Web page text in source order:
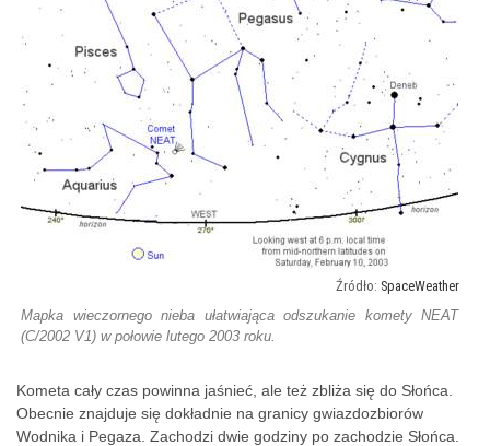
SpaceWeather
Mapka wieczornego nieba ułatwiająca odszukanie komety NEAT
(C/2002 V1) w połowie lutego 2003 roku.
Kometa cały czas powinna jaśnieć, ale też zbliża się do Słońca.
Obecnie znajduje się dokładnie na granicy gwiazdozbiorów
Wodnika i Pegaza. Zachodzi dwie godziny po zachodzie Słońca.